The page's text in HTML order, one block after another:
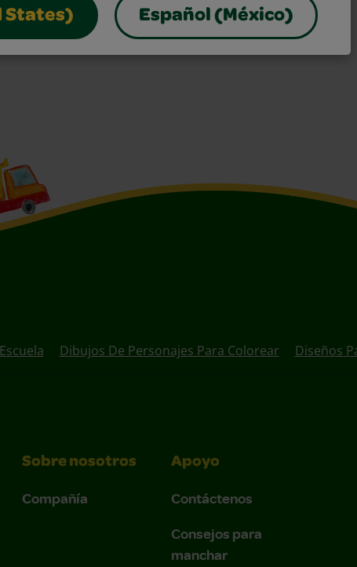
States) Español (México)
Dibujos De Personajes Para Colorear Diseños
Sobre nosotros
Compañía
Apoyo
Contáctenos
Consejos para
manchar